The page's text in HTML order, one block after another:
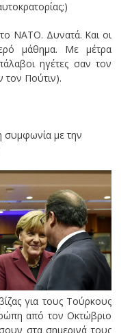
ΝΑΤΟ. Δυνατά. Και οι
μάθημα. Με μέτρα
ηγέτες σαν τον
τον Πούτιν).
συμφωνία με την
για τους Τούρκους
από τον Οκτώβριο
στα σημερινά τους